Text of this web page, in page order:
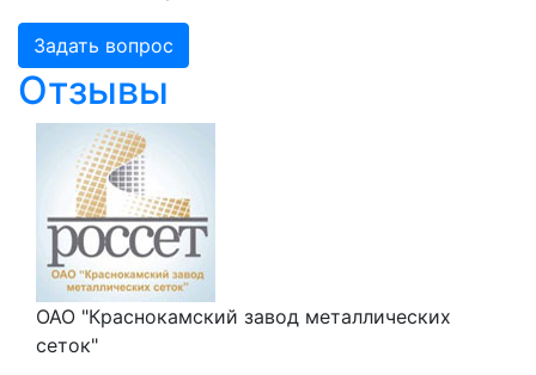
Задать вопрос
Отзывы
ОАО "Краснокамский завод металлических
сеток"